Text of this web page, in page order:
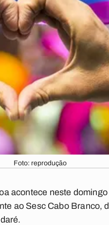
Foto: reprodução
acontece neste
ao Sesc Cabo Branco,